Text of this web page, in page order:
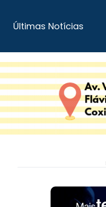
Últimas Notícias